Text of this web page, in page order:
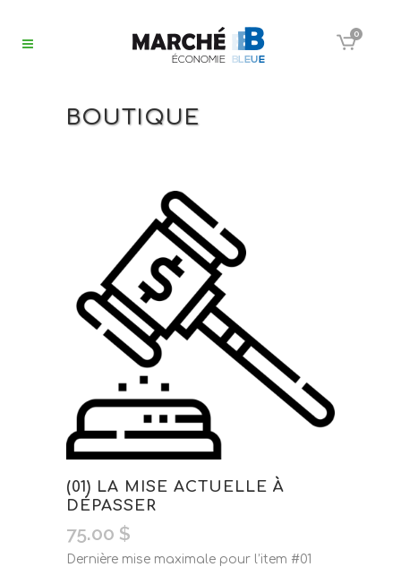
0
BOUTIQUE
(01) LA MISE ACTUELLE À
DÉPASSER
75.00 $
Dernière mise maximale pour l’item #01